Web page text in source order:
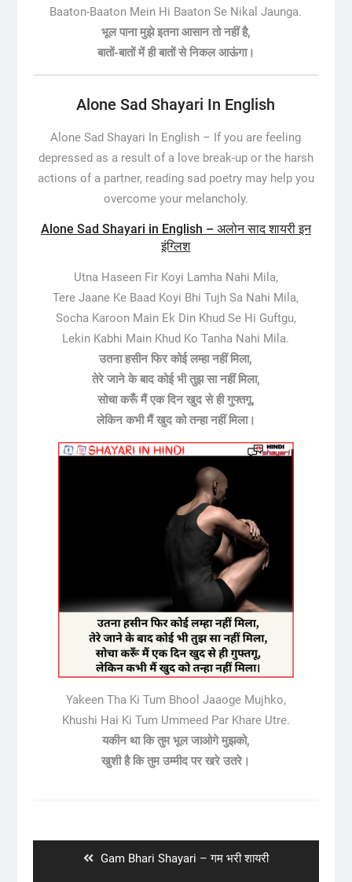
Baaton-Baaton Mein Hi Baaton Se Nikal Jaunga.
भूल पाना मुझे इतना आसान तो नहीं है,
बातों-बातों में ही बातों से निकल आऊंगा।
Alone Sad Shayari In English
Alone Sad Shayari In English – If you are feeling
depressed as a result of a love break-up or the harsh
actions of a partner, reading sad poetry may help you
overcome your melancholy.
Alone Sad Shayari in English – अलोन साद शायरी इन
इंग्लिश
Utna Haseen Fir Koyi Lamha Nahi Mila,
Tere Jaane Ke Baad Koyi Bhi Tujh Sa Nahi Mila,
Socha Karoon Main Ek Din Khud Se Hi Guftgu,
Lekin Kabhi Main Khud Ko Tanha Nahi Mila.
उतना हसीन फिर कोई लम्हा नहीं मिला,
तेरे जाने के बाद कोई भी तुझ सा नहीं मिला,
सोचा करूँ मैं एक दिन खुद से ही गुफ्तगू,
लेकिन कभी मैं खुद को तन्हा नहीं मिला।
Yakeen Tha Ki Tum Bhool Jaaoge Mujhko,
Khushi Hai Ki Tum Ummeed Par Khare Utre.
यकीन था कि तुम भूल जाओगे मुझको,
खुशी है कि तुम उम्मीद पर खरे उतरे।
Previous
Gam Bhari Shayari – गम भरी शायरी